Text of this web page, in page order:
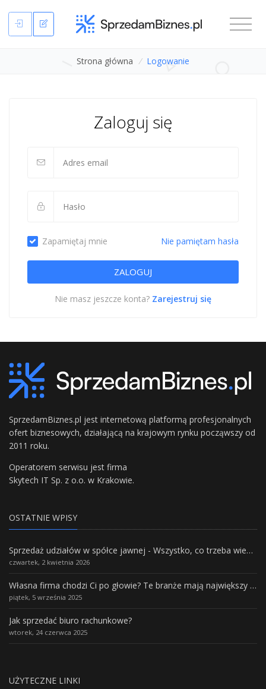
Strona główna / Logowanie
Zaloguj się
Zapamiętaj mnie Nie pamiętam hasła
Nie masz jeszcze konta? Zarejestruj się
SprzedamBiznes.pl jest internetową platformą profesjonalnych
ofert biznesowych, działającą na krajowym rynku począwszy od
2011 roku.
Operatorem serwisu jest firma
Skytech IT Sp. z o.o. w Krakowie.
OSTATNIE WPISY
Sprzedaż udziałów w spółce jawnej - Wszystko, co trzeba wiedzieć.
czwartek, 2 kwietnia 2026
Własna firma chodzi Ci po głowie? Te branże mają największy potencjał rozwoju
piątek, 5 września 2025
Jak sprzedać biuro rachunkowe?
wtorek, 24 czerwca 2025
UŻYTECZNE LINKI